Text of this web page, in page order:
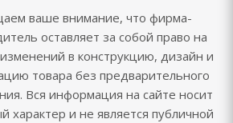
ваше внимание, что фирма-
оставляет за собой право на
в конструкцию, дизайн и
товара без предварительного
Вся информация на сайте носит
характер и не является публичной